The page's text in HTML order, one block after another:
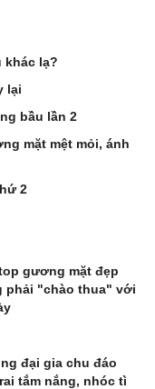
khác lạ?
lại
bầu lần 2
mặt mệt mỏi, ánh
2
gương mặt đẹp
phải "chào thua" với
đại gia chu đáo
tắm nắng, nhóc tì